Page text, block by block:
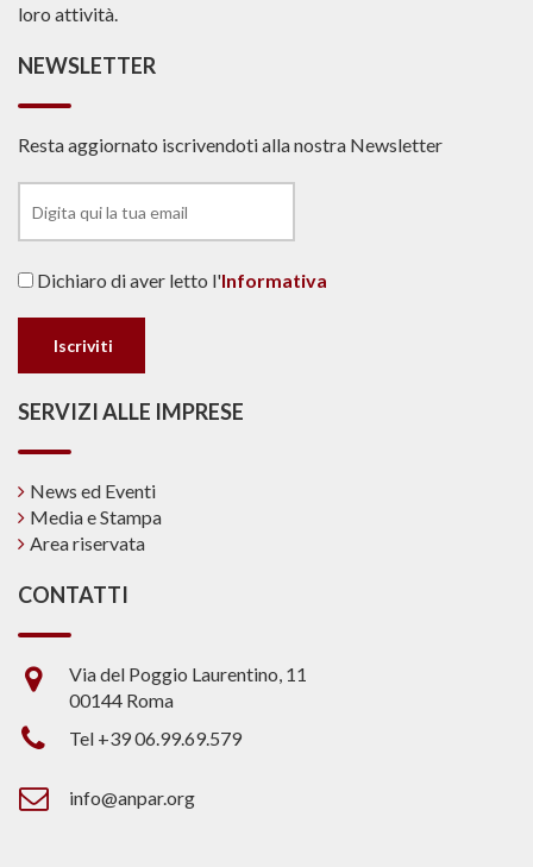
loro attività.
NEWSLETTER
Resta aggiornato iscrivendoti alla nostra Newsletter
Dichiaro di aver letto l'Informativa
SERVIZI ALLE IMPRESE
News ed Eventi
Media e Stampa
Area riservata
CONTATTI
Via del Poggio Laurentino, 11
00144 Roma
Tel +39 06.99.69.579
info@anpar.org